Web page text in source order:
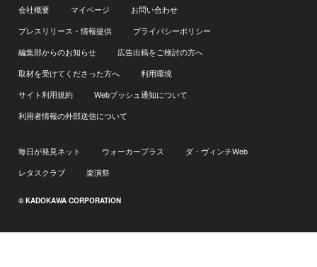
会社概要 マイページ
お問い合わせ
プレスリリース・情報提供
プライバシーポリシー
編集部からのお知らせ
広告出稿をご検討の方へ
取材を受けてくださった方へ
利用環境
サイト利用規約
Webプッシュ通知について
利用者情報の外部送信について
毎日が発見ネット ウォーカープラス
ダ・ヴィンチWeb
レタスクラブ
楽演祭
© KADOKAWA CORPORATION